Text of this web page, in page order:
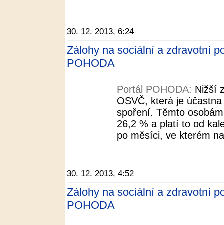
30. 12. 2013, 6:24
Zálohy na sociální a zdravotní
POHODA
Portál POHODA: Nižší
OSVČ, která je
spoření. Těmto
26,2 % a platí to od
po měsíci, ve kterém
30. 12. 2013, 4:52
Zálohy na sociální a zdravotní
POHODA